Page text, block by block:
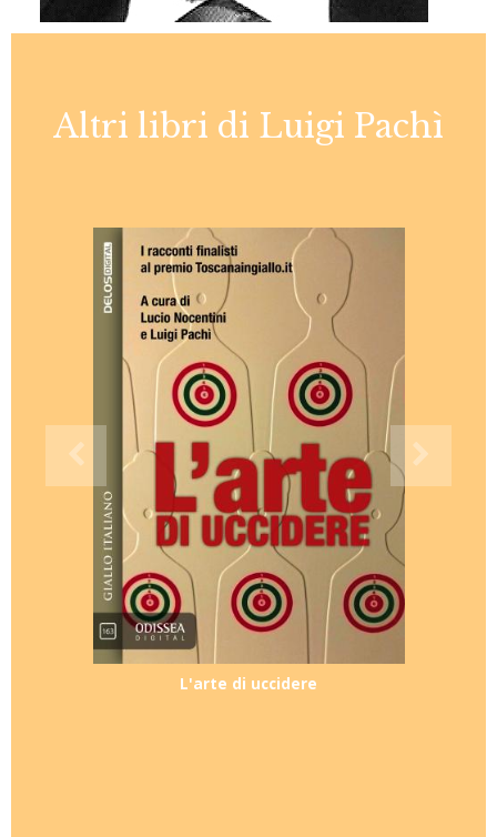
Altri libri di Luigi Pachì
L'arte di uccidere